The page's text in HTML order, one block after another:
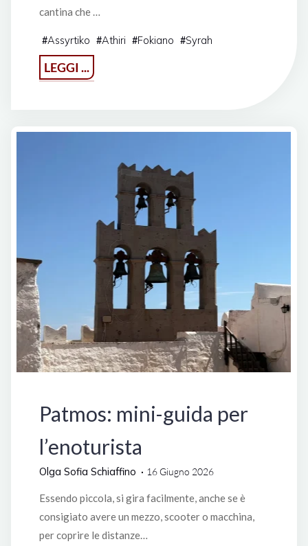
cantina che …
#Assyrtiko #Athiri #Fokiano #Syrah
LEGGI ...
spasso
Winery"
Patmos: mini-guida per
l’enoturista
Olga Sofia Schiaffino 16 Giugno 2026
Essendo piccola, si gira facilmente, anche se è
consigiato avere un mezzo, scooter o macchina,
per coprire le distanze…